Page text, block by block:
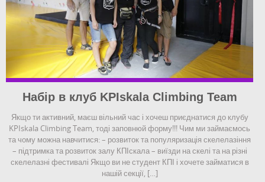
Набір в клуб KPIskala Climbing Team
Якщо ти активний, маєш вільний час і хочеш приєднатися до клубу
KPIskala Climbing Team, тоді заповнюй форму!!! Чим ми займаємось
та чому можна навчитися: – розвиток та популяризація скелелазіння
– підтримка та розвиток залу КПІскала – виїзди на скелі та на різні
скелелазні фестивалі Якщо ви не студент КПІ і хочете займатися в
нашій секції, […]